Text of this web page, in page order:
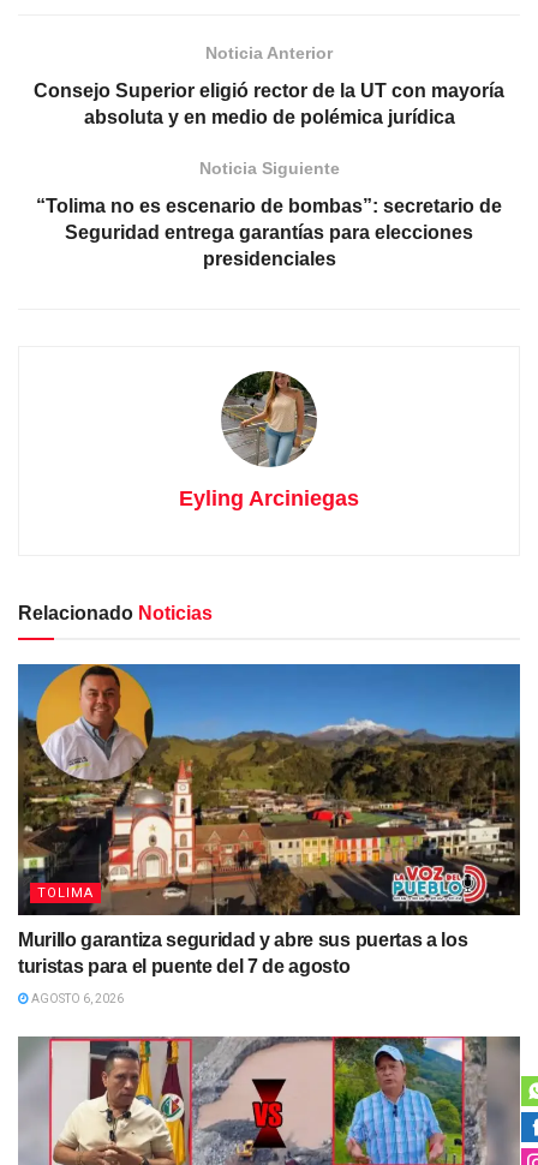
Noticia Anterior
Consejo Superior eligió rector de la UT con mayoría
absoluta y en medio de polémica jurídica
Noticia Siguiente
“Tolima no es escenario de bombas”: secretario de
Seguridad entrega garantías para elecciones
presidenciales
Eyling Arciniegas
Relacionado Noticias
TOLIMA
Murillo garantiza seguridad y abre sus puertas a los
turistas para el puente del 7 de agosto
AGOSTO 6, 2026